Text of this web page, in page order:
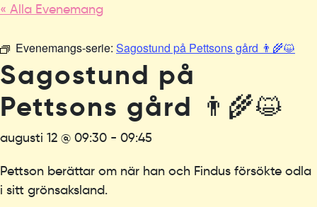
« Alla Evenemang
Evenemangs-serie: Sagostund på Pettsons gård 👨‍🌾😺
Sagostund på
Pettsons gård 👨‍🌾😺
augusti 12 @ 09:30 - 09:45
Pettson berättar om när han och Findus försökte odla
i sitt grönsaksland.